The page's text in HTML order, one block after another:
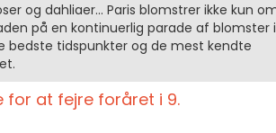
og dahliaer... Paris blomstrer ikke kun
på en kontinuerlig parade af blomster i
bedste tidspunkter og de mest kendte
for at fejre foråret i 9.